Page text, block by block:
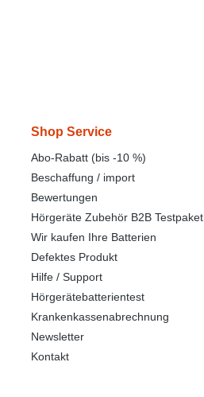
Shop Service
Abo-Rabatt (bis -10 %)
Beschaffung / import
Bewertungen
Hörgeräte Zubehör B2B Testpaket
Wir kaufen Ihre Batterien
Defektes Produkt
Hilfe / Support
Hörgerätebatterientest
Krankenkassenabrechnung
Newsletter
Kontakt